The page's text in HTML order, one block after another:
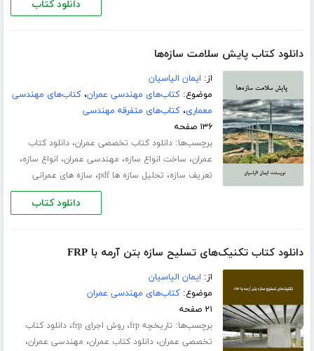
دانلود کتاب
دانلود کتاب پایش سلامت سازه‌ها
از: ایمان الیاسیان
موضوع:کتاب‌های مهندسی عمران،کتاب‌های مهندسی
معماری،کتاب‌های متفرقه مهندسی
۱۳۶ صفحه
برچسب‌ها:دانلود کتاب تخصصی عمران،دانلود کتاب
عمران، ساخت انواع سازه، مهندسی عمران، انواع سازه،
تعریف سازه، تحلیل سازه ها pdf ، سازه های عمرانی
دانلود کتاب
دانلود کتاب تکنیک‌های تسلیح سازه بتن آرمه با FRP
از: ایمان الیاسیان
موضوع:کتاب‌های مهندسی عمران
۲۱ صفحه
برچسب‌ها: تاریخچه frp ،روش اجرای frp ،دانلود کتاب
تخصصی عمران،دانلود کتاب عمران، مهندسی عمران،